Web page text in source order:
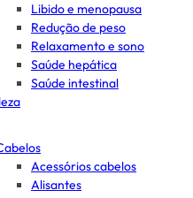
Libido e menopausa
Redução de peso
Relaxamento e sono
Saúde hepática
Saúde intestinal
Acessórios cabelos
Alisantes